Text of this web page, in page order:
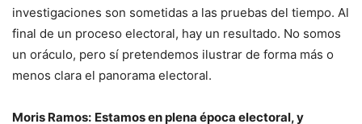
investigaciones son sometidas a las pruebas del tiempo. Al
final de un proceso electoral, hay un resultado. No somos
un oráculo, pero sí pretendemos ilustrar de forma más o
menos clara el panorama electoral.
Moris Ramos: Estamos en plena época electoral, y